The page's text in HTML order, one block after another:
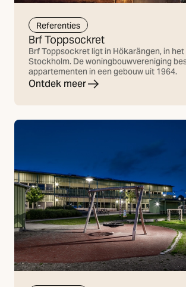
Referenties
Brf Toppsockret
Brf Toppsockret ligt in Hökarängen, in het
Stockholm. De woningbouwvereniging
appartementen in een gebouw uit 1964.
Ontdek meer